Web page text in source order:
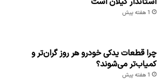
1 هفته پیش
چرا قطعات یدکی خودرو هر روز گران‌تر و
کمیاب‌تر می‌شوند؟
1 هفته پیش